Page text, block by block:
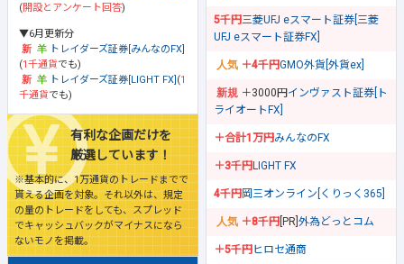
(開設とアンケート回答)
▼6月更新分
トレイダーズ証券[みんなのFX]
(1千通貨でも)
トレイダーズ証券[LIGHT FX] (1
千通貨でも)
有利な企画だけを
厳選しています！
※基本的に、1万通貨のトレードまでで
貰える企画を対象。それ以外は、規定
の量のトレードをしても、スプレッド
でキャッシュバックがマイナスになら
ないモノを掲載。
5千円三菱UFJ eスマート証券[三菱
UFJ eスマート証券FX]
＋4千円GMO外貨[外貨ex]
＋3000円 インヴァスト証券[ト
ライオートFX]
＋合計1万円みんなのFX
＋3千円LIGHT FX
4千円岡三オンライン[くりっく365]
＋8千円 [PR] 外為どっとコム
＋5千円ヒロセ通商